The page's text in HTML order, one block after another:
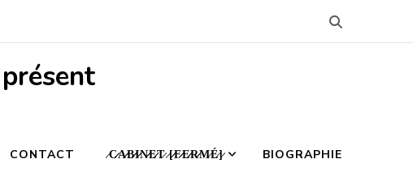
CONTACT ̷C̷̷A̷̷B̷̷I̷̷N̷̷E̷̷T̷ ̷[̷̷F̷̷E̷̷R̷̷M̷É̷]̷ BIOGRAPHIE